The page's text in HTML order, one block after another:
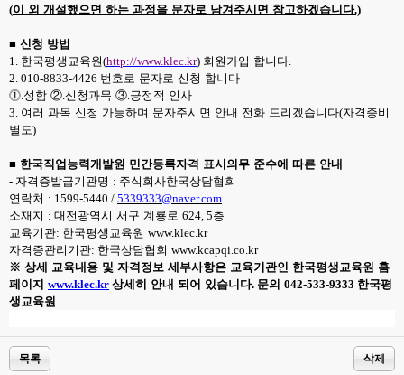
(이 외 개설했으면 하는 과정을 문자로 남겨주시면 참고하겠습니다.)
■ 신청 방법
1. 한국평생교육원(http://www.klec.kr) 회원가입 합니다.
2. 010-8833-4426 번호로 문자로 신청 합니다
⓵.성함 ②.신청과목 ③.긍정적 인사
3. 여러 과목 신청 가능하며 문자주시면 안내 전화 드리겠습니다(자격증비
별도)
■ 한국직업능력개발원 민간등록자격 표시의무 준수에 따른 안내
- 자격증발급기관명 : 주식회사한국상담협회
연락처 : 1599-5440 / 5339333@naver.com
소재지 : 대전광역시 서구 계룡로 624, 5층
교육기관: 한국평생교육원 www.klec.kr
자격증관리기관: 한국상담협회 www.kcapqi.co.kr
※ 상세 교육내용 및 자격정보 세부사항은 교육기관인 한국평생교육원 홈
페이지 www.klec.kr 상세히 안내 되어 있습니다. 문의 042-533-9333 한국평
생교육원
목록 삭제